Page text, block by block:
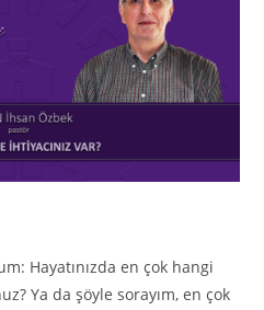
Hayatınızda en çok hangi
Ya da şöyle sorayım, en çok